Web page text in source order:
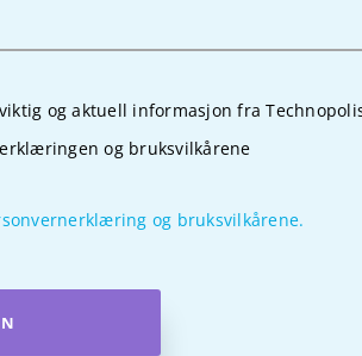
og aktuell informasjon fra
og bruksvilkårene
og bruksvilkårene.